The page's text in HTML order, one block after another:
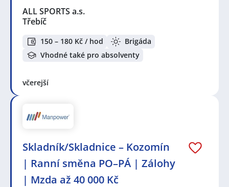
ALL SPORTS a.s.
Třebíč
150 – 180 Kč / hod
Brigáda
Vhodné také pro absolventy
včerejší
Skladník/Skladnice – Kozomín
| Ranní směna PO–PÁ | Zálohy
| Mzda až 40 000 Kč